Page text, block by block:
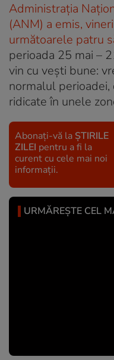
Administrația
(ANM) a emis,
următoarele patru
perioada 25 mai –
vin cu vești bune:
normalul
ridicate în unele
Abonați-vă la ȘTIRILE
ZILEI pentru a fi la
curent cu cele mai noi
informații.
URMĂREȘTE CEL